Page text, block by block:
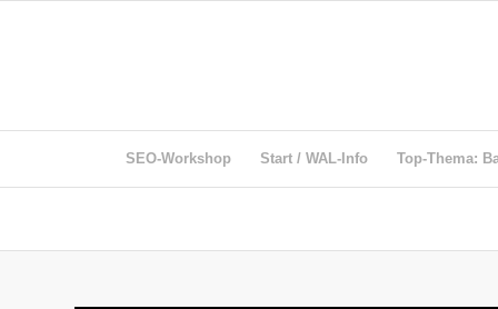
SEO-Workshop Start / WAL-Info Top-Thema: